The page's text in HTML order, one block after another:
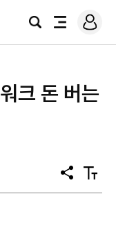
검
전
로
그
크 돈 버는
공
유
텍
스